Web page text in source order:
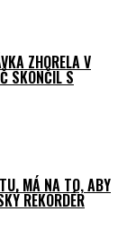
ZHORELA V
SKONČIL S
MÁ NA TO, ABY
REKORDÉR